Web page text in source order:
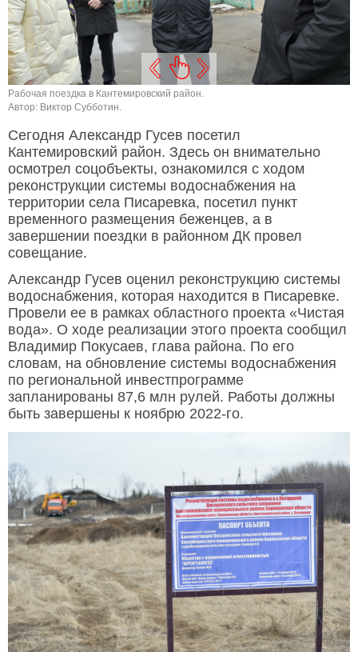
Рабочая поездка в Кантемировский район.
Автор: Виктор Субботин.
Сегодня Александр Гусев посетил
Кантемировский район. Здесь он внимательно
осмотрел соцобъекты, ознакомился с ходом
реконструкции системы водоснабжения на
территории села Писаревка, посетил пункт
временного размещения беженцев, а в
завершении поездки в районном ДК провел
совещание.
Александр Гусев оценил реконструкцию системы
водоснабжения, которая находится в Писаревке.
Провели ее в рамках областного проекта «Чистая
вода». О ходе реализации этого проекта сообщил
Владимир Покусаев, глава района. По его
словам, на обновление системы водоснабжения
по региональной инвестпрограмме
запланированы 87,6 млн рулей. Работы должны
быть завершены к ноябрю 2022-го.